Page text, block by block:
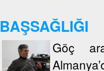
BAŞSAĞLIĞI
Göç